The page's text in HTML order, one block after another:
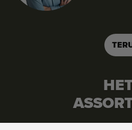
VRAAG OFFERTE AAN